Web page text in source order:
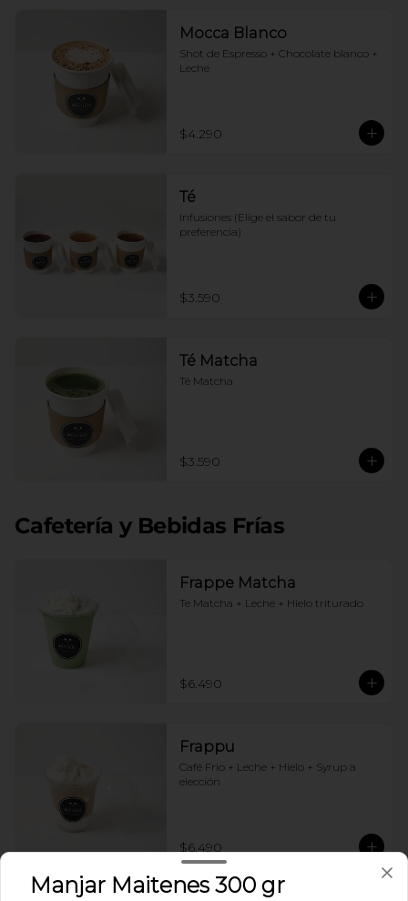
Mocca Blanco
Shot de Espresso + Chocolate blanco +
Leche
$4.290
Té
Infusiones (Elige el sabor de tu
preferencia)
$3.590
Té Matcha
Té Matcha
$3.590
Cafetería y Bebidas Frías
Frappe Matcha
Te Matcha + Leche + Hielo triturado
$6.490
Frappu
Café Frio + Leche + Hielo + Syrup a
elección
$6.490
Manjar Maitenes 300 gr